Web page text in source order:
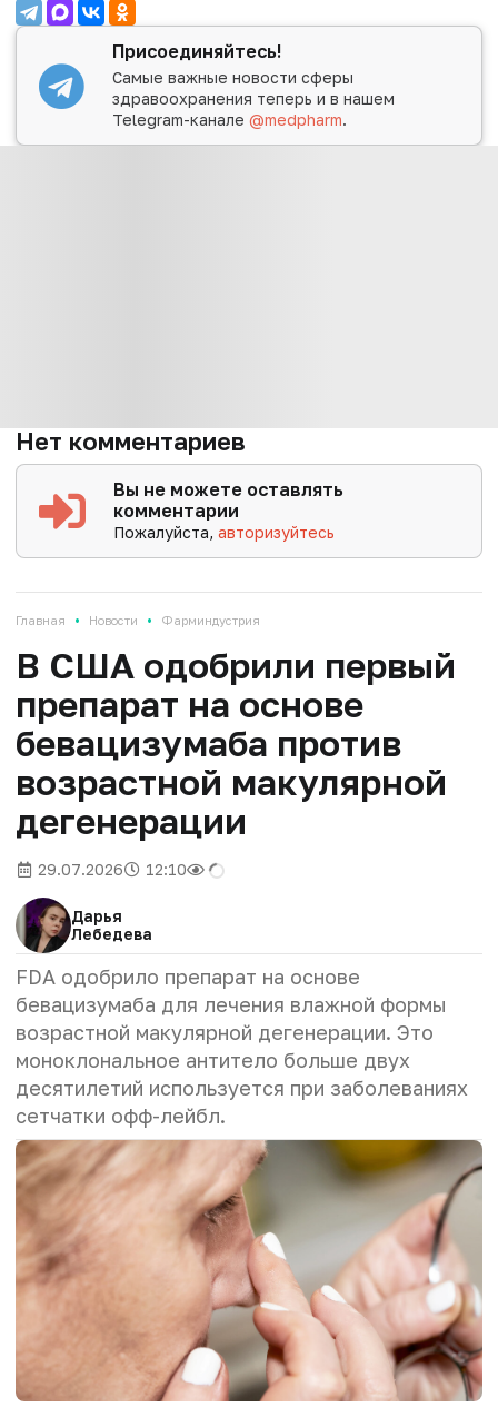
Присоединяйтесь!
Самые важные новости сферы
здравоохранения теперь и в нашем
Telegram-канале@medpharm.
Нет комментариев
Вы не можете оставлять
комментарии
Пожалуйста,авторизуйтесь
Главная • Новости • Фарминдустрия
В США одобрили первый
препарат на основе
бевацизумаба против
возрастной макулярной
дегенерации
29.07.2026 12:10
Дарья
Лебедева
FDA одобрило препарат на основе
бевацизумаба для лечения влажной формы
возрастной макулярной дегенерации. Это
моноклональное антитело больше двух
десятилетий используется при заболеваниях
сетчатки офф-лейбл.